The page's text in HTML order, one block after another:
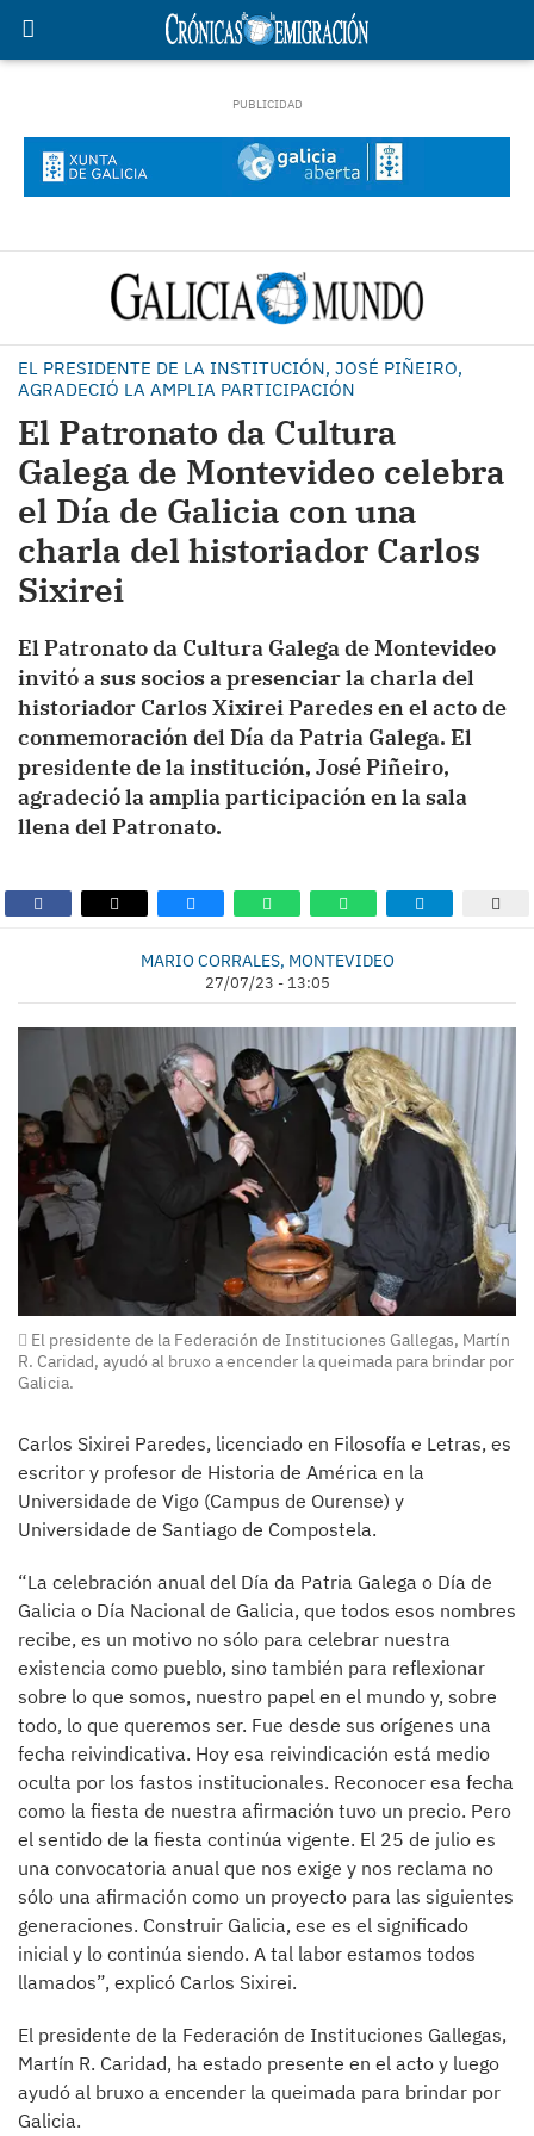
EL PRESIDENTE DE LA INSTITUCIÓN, JOSÉ PIÑEIRO,
AGRADECIÓ LA AMPLIA PARTICIPACIÓN
El Patronato da Cultura
Galega de Montevideo celebra
el Día de Galicia con una
charla del historiador Carlos
Sixirei
El Patronato da Cultura Galega de Montevideo
invitó a sus socios a presenciar la charla del
historiador Carlos Xixirei Paredes en el acto de
conmemoración del Día da Patria Galega. El
presidente de la institución, José Piñeiro,
agradeció la amplia participación en la sala
llena del Patronato.
MARIO CORRALES, MONTEVIDEO
27/07/23 - 13:05
El presidente de la Federación de Instituciones Gallegas, Martín
R. Caridad, ayudó al bruxo a encender la queimada para brindar por
Galicia.
Carlos Sixirei Paredes, licenciado en Filosofía e Letras, es
escritor y profesor de Historia de América en la
Universidade de Vigo (Campus de Ourense) y
Universidade de Santiago de Compostela.
“La celebración anual del Día da Patria Galega o Día de
Galicia o Día Nacional de Galicia, que todos esos nombres
recibe, es un motivo no sólo para celebrar nuestra
existencia como pueblo, sino también para reflexionar
sobre lo que somos, nuestro papel en el mundo y, sobre
todo, lo que queremos ser. Fue desde sus orígenes una
fecha reivindicativa. Hoy esa reivindicación está medio
oculta por los fastos institucionales. Reconocer esa fecha
como la fiesta de nuestra afirmación tuvo un precio. Pero
el sentido de la fiesta continúa vigente. El 25 de julio es
una convocatoria anual que nos exige y nos reclama no
sólo una afirmación como un proyecto para las siguientes
generaciones. Construir Galicia, ese es el significado
inicial y lo continúa siendo. A tal labor estamos todos
llamados”, explicó Carlos Sixirei.
El presidente de la Federación de Instituciones Gallegas,
Martín R. Caridad, ha estado presente en el acto y luego
ayudó al bruxo a encender la queimada para brindar por
Galicia.